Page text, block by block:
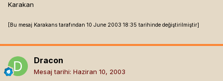
Karakan
[Bu mesaj Karakans tarafından 10 June 2003 18:35 tarihinde değiştirilmiştir]
Dracon
Mesaj tarihi: Haziran 10, 2003